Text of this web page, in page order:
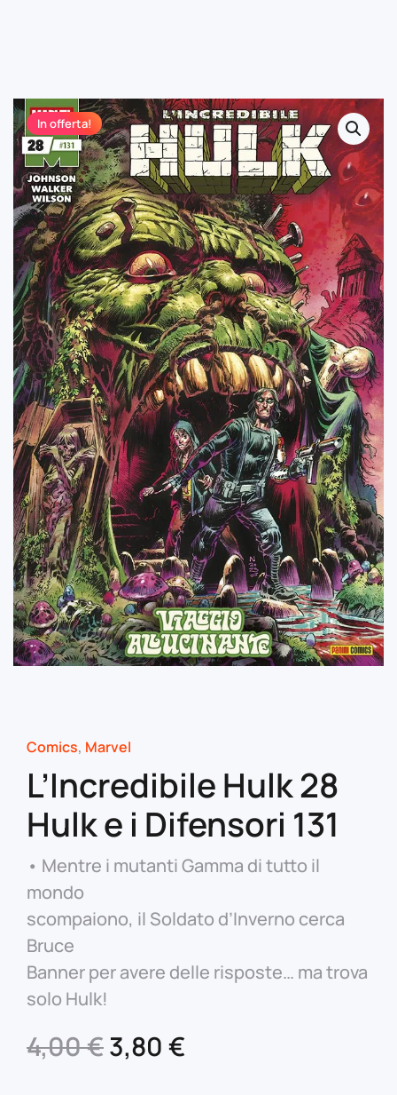
In offerta!
Comics, Marvel
L’Incredibile Hulk 28
Hulk e i Difensori 131
• Mentre i mutanti Gamma di tutto il
mondo
scompaiono, il Soldato d’Inverno cerca
Bruce
Banner per avere delle risposte… ma trova
solo Hulk!
4,00€Il
3,80 €